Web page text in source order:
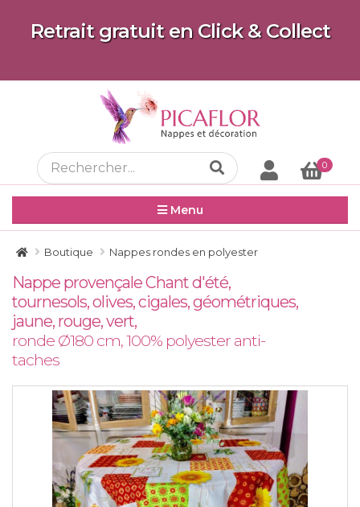
Retrait gratuit en Click & Collect
0
Menu
Boutique Nappes rondes en polyester
Nappe provençale Chant d'été,
tournesols, olives, cigales, géométriques,
jaune, rouge, vert,
ronde Ø180 cm, 100% polyester anti-
taches